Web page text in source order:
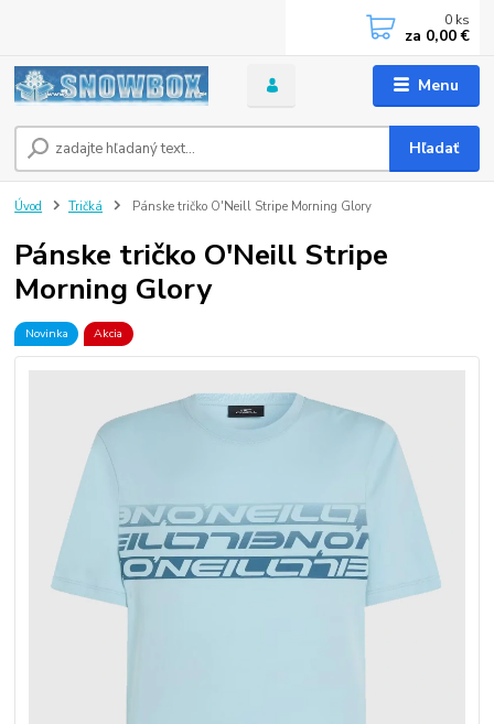
Menu
Hľadať
0 ks
za 0,00 €
Úvod Tričká Pánske tričko O'Neill Stripe Morning Glory
Pánske tričko O'Neill Stripe
Morning Glory
Novinka Akcia